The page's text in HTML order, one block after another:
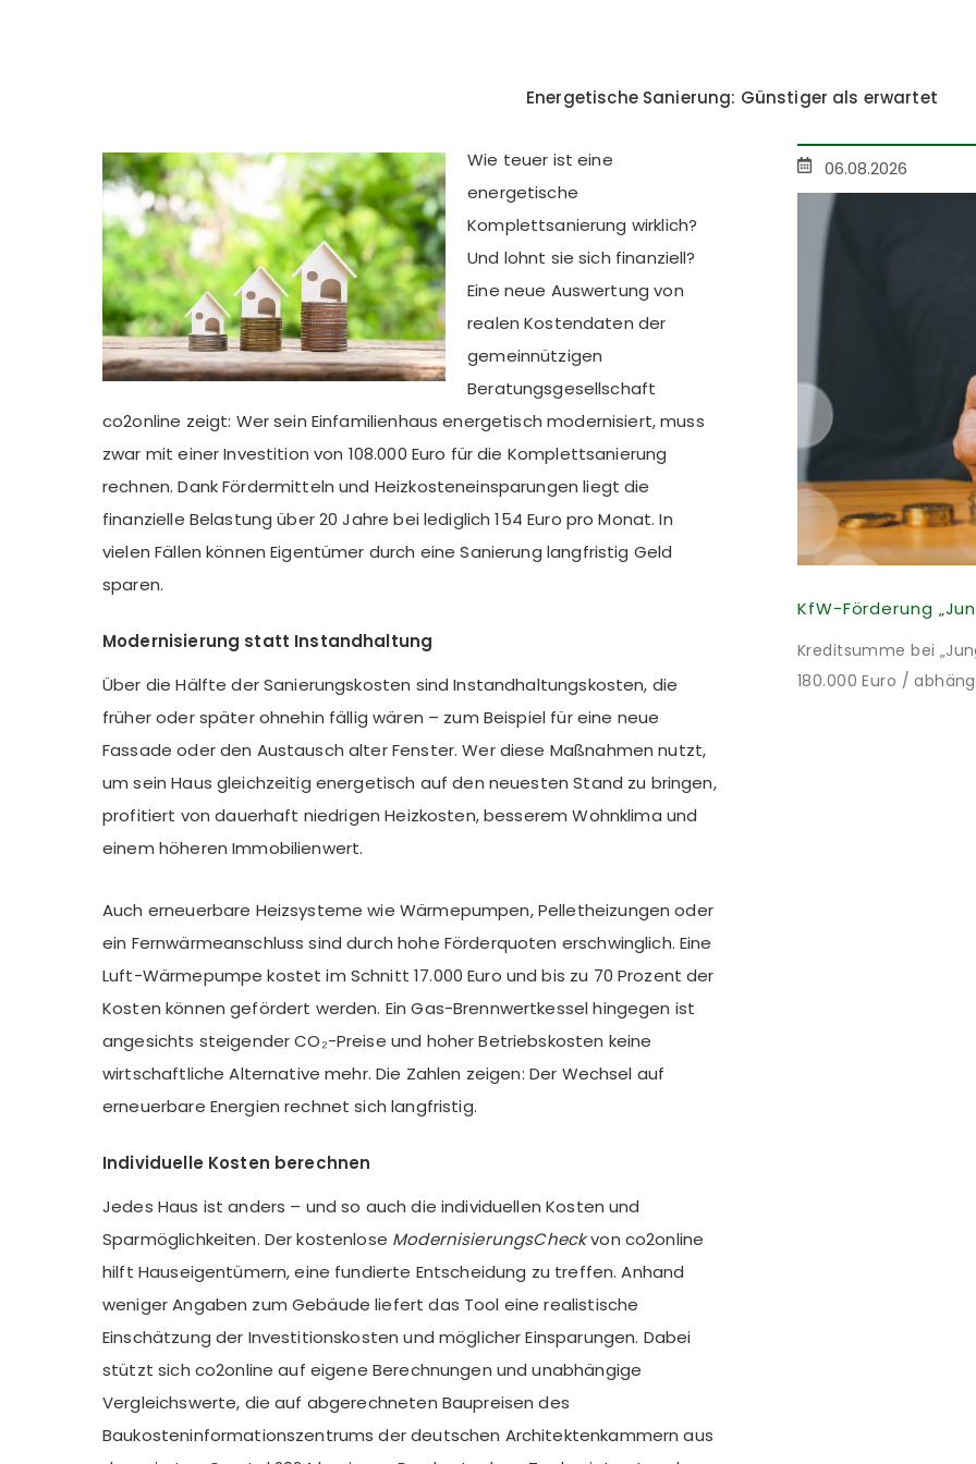
Energetische Sanierung: Günstiger als erwartet
Wie teuer ist eine
energetische
Komplettsanierung wirklich?
Und lohnt sie sich finanziell?
Eine neue Auswertung von
realen Kostendaten der
gemeinnützigen
Beratungsgesellschaft
co2online zeigt: Wer sein Einfamilienhaus energetisch modernisiert, muss
zwar mit einer Investition von 108.000 Euro für die Komplettsanierung
rechnen. Dank Fördermitteln und Heizkosteneinsparungen liegt die
finanzielle Belastung über 20 Jahre bei lediglich 154 Euro pro Monat. In
vielen Fällen können Eigentümer durch eine Sanierung langfristig Geld
sparen.
Modernisierung statt Instandhaltung
Über die Hälfte der Sanierungskosten sind Instandhaltungskosten, die
früher oder später ohnehin fällig wären – zum Beispiel für eine neue
Fassade oder den Austausch alter Fenster. Wer diese Maßnahmen nutzt,
um sein Haus gleichzeitig energetisch auf den neuesten Stand zu bringen,
profitiert von dauerhaft niedrigen Heizkosten, besserem Wohnklima und
einem höheren Immobilienwert.
Auch erneuerbare Heizsysteme wie Wärmepumpen, Pelletheizungen oder
ein Fernwärmeanschluss sind durch hohe Förderquoten erschwinglich. Eine
Luft-Wärmepumpe kostet im Schnitt 17.000 Euro und bis zu 70 Prozent der
Kosten können gefördert werden. Ein Gas-Brennwertkessel hingegen ist
angesichts steigender CO₂-Preise und hoher Betriebskosten keine
wirtschaftliche Alternative mehr. Die Zahlen zeigen: Der Wechsel auf
erneuerbare Energien rechnet sich langfristig.
Individuelle Kosten berechnen
Jedes Haus ist anders – und so auch die individuellen Kosten und
Sparmöglichkeiten. Der kostenlose ModernisierungsCheckvon co2online
hilft Hauseigentümern, eine fundierte Entscheidung zu treffen. Anhand
weniger Angaben zum Gebäude liefert das Tool eine realistische
Einschätzung der Investitionskosten und möglicher Einsparungen. Dabei
stützt sich co2online auf eigene Berechnungen und unabhängige
Vergleichswerte, die auf abgerechneten Baupreisen des
Baukosteninformationszentrums der deutschen Architektenkammern aus
06.08.2026
Kreditsumme bei
180.000 Euro /